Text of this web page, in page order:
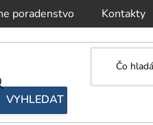
poradenstvo Kontakty